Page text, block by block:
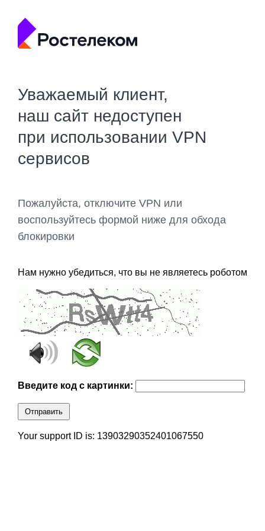
Уважаемый клиент,
наш сайт недоступен
при использовании VPN
сервисов
Пожалуйста, отключите VPN или
воспользуйтесь формой ниже для обхода
блокировки
Нам нужно убедиться, что вы не являетесь роботом
Введите код с картинки:
Отправить
Your support ID is: 13903290352401067550